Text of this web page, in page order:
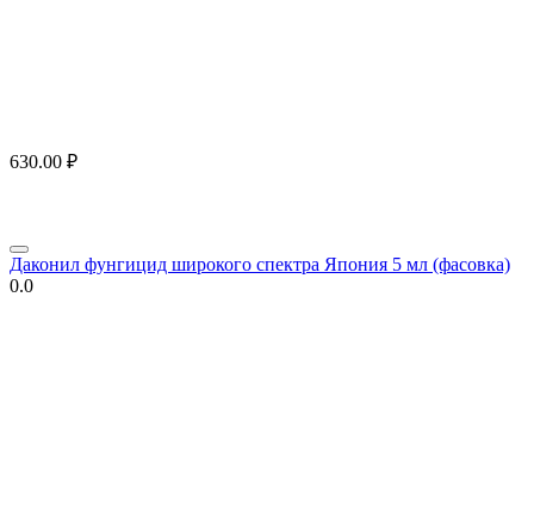
630.00 ₽
Даконил фунгицид широкого спектра Япония 5 мл (фасовка)
0.0